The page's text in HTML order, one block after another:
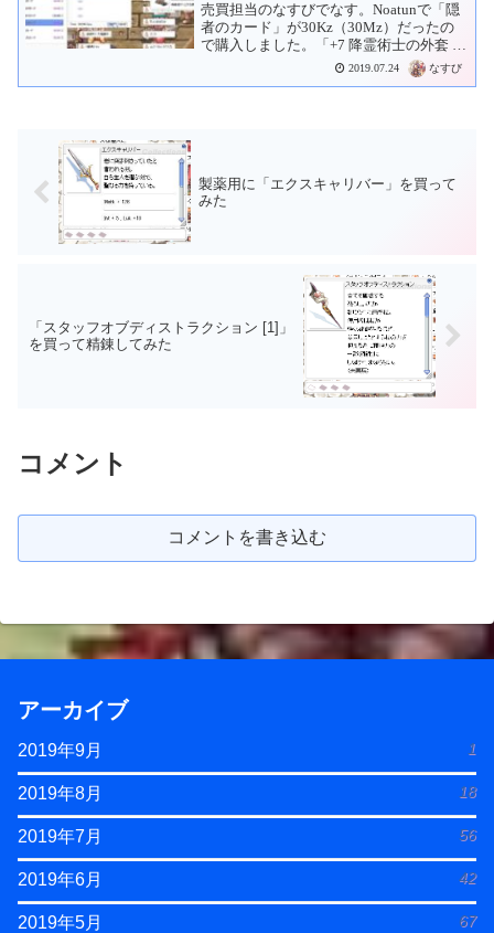
売買担当のなすびでなす。Noatunで「隠
者のカード」が30Kz（30Mz）だったの
で購入しました。「+7 降霊術士の外套 」
に刺そうか「+9 ホーリーステッキ 」を買
い直して刺した方がいいのか悩み中で
2019.07.24 なすび
製薬用に「エクスキャリバー」を買って
みた
「スタッフオブディストラクション [1]」
を買って精錬してみた
コメント
コメントを書き込む
アーカイブ
2019年9月 1
2019年8月 18
2019年7月 56
2019年6月 42
2019年5月 67